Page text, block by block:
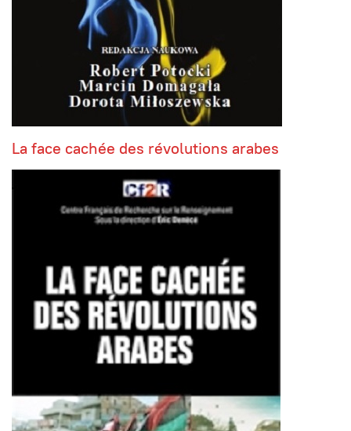
La face cachée des révolutions arabes